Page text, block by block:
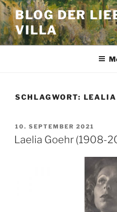
Zum
Inhalt
springen
BLOG DER
VILLA
SCHLAGWORT: LEALIA
VERÖFFENTLICHT
AM
10. SEPTEMBER 2021
Laelia Goehr (1908-